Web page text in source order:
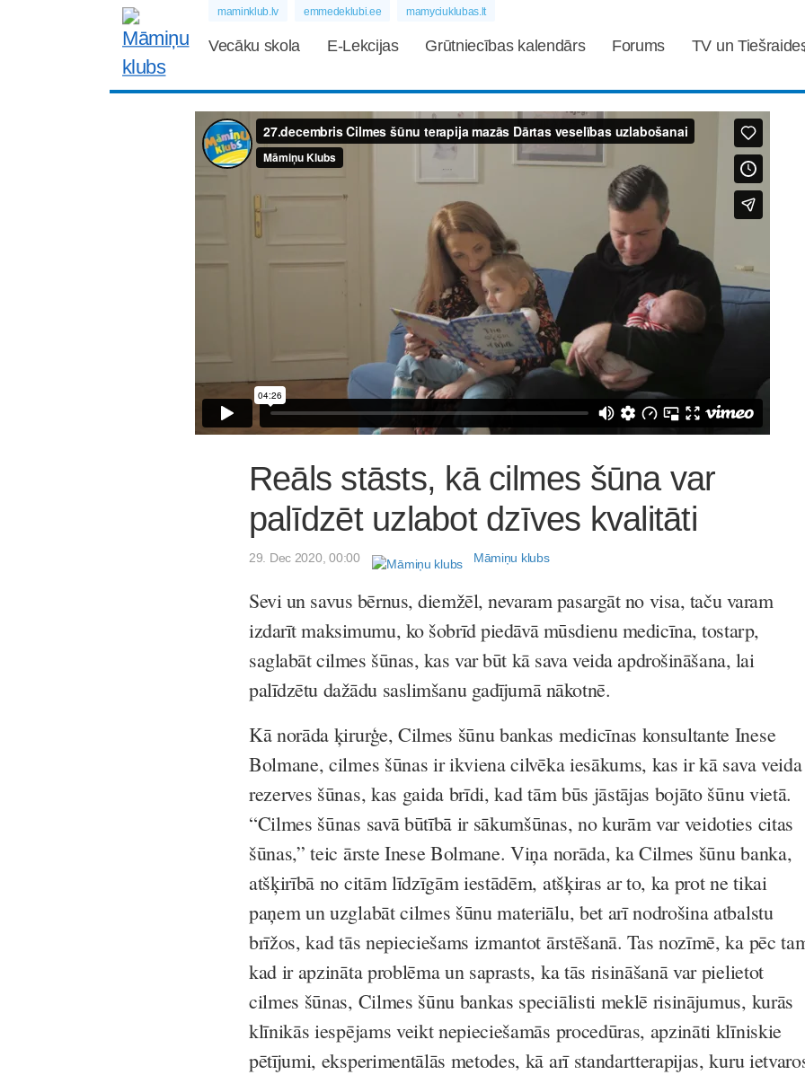
maminklub.lv emmedeklubi.ee mamyciuklubas.lt
Vecāku skola E-Lekcijas Grūtniecības kalendārs Forums TV un
Reāls stāsts, kā cilmes šūna var
palīdzēt uzlabot dzīves kvalitāti
29. Dec 2020, 00:00 Māmiņu klubs
Sevi un savus bērnus, diemžēl, nevaram pasargāt no visa, taču varam
izdarīt maksimumu, ko šobrīd piedāvā mūsdienu medicīna, tostarp,
saglabāt cilmes šūnas, kas var būt kā sava veida apdrošināšana, lai
palīdzētu dažādu saslimšanu gadījumā nākotnē.
Kā norāda ķirurģe, Cilmes šūnu bankas medicīnas konsultante Inese
Bolmane, cilmes šūnas ir ikviena cilvēka iesākums, kas ir kā sava veida
rezerves šūnas, kas gaida brīdi, kad tām būs jāstājas bojāto šūnu vietā.
“Cilmes šūnas savā būtībā ir sākumšūnas, no kurām var veidoties citas
šūnas,” teic ārste Inese Bolmane. Viņa norāda, ka Cilmes šūnu banka,
atšķirībā no citām līdzīgām iestādēm, atšķiras ar to, ka prot ne tikai
paņem un uzglabāt cilmes šūnu materiālu, bet arī nodrošina atbalstu
brīžos, kad tās nepieciešams izmantot ārstēšanā. Tas nozīmē, ka pēc
kad ir apzināta problēma un saprasts, ka tās risināšanā var pielietot
cilmes šūnas, Cilmes šūnu bankas speciālisti meklē risinājumus, kurās
klīnikās iespējams veikt nepieciešamās procedūras, apzināti klīniskie
pētījumi, eksperimentālās metodes, kā arī standartterapijas, kuru